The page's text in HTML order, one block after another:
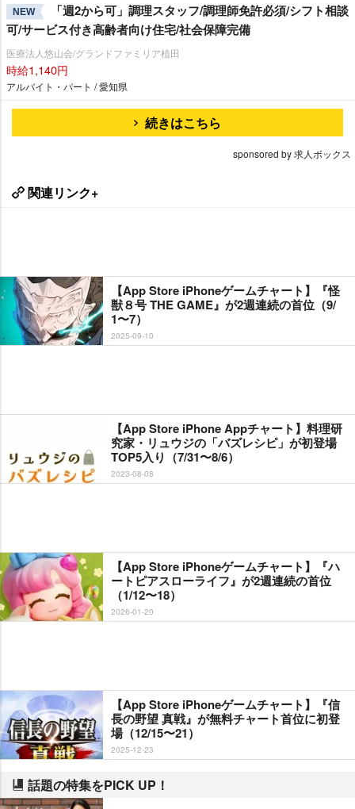
NEW
「週2から可」調理スタッフ/調理師免許必須/シフト相談
可/サービス付き高齢者向け住宅/社会保障完備
医療法人悠山会/グランドファミリア植田
時給1,140円
アルバイト・パート / 愛知県
続きはこちら
sponsored by 求人ボックス
関連リンク+
【App Store iPhoneゲームチャート】『怪
獣８号 THE GAME』が2週連続の首位（9/
1〜7）
2025-09-10
【App Store iPhone Appチャート】料理研
究家・リュウジの「バズレシピ」が初登場
TOP5入り（7/31〜8/6）
2023-08-08
【App Store iPhoneゲームチャート】『ハ
ートピアスローライフ』が2週連続の首位
（1/12〜18）
2026-01-20
【App Store iPhoneゲームチャート】『信
長の野望 真戦』が無料チャート首位に初登
場（12/15〜21）
2025-12-23
話題の特集をPICK UP！